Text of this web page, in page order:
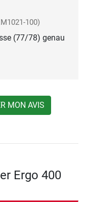
100)
(77/78) genau
MON AVIS
Ergo 400